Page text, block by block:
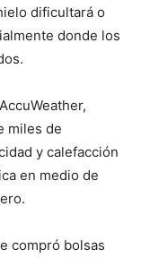
dificultará o
donde los
miles de
y calefacción
en medio de
compró bolsas